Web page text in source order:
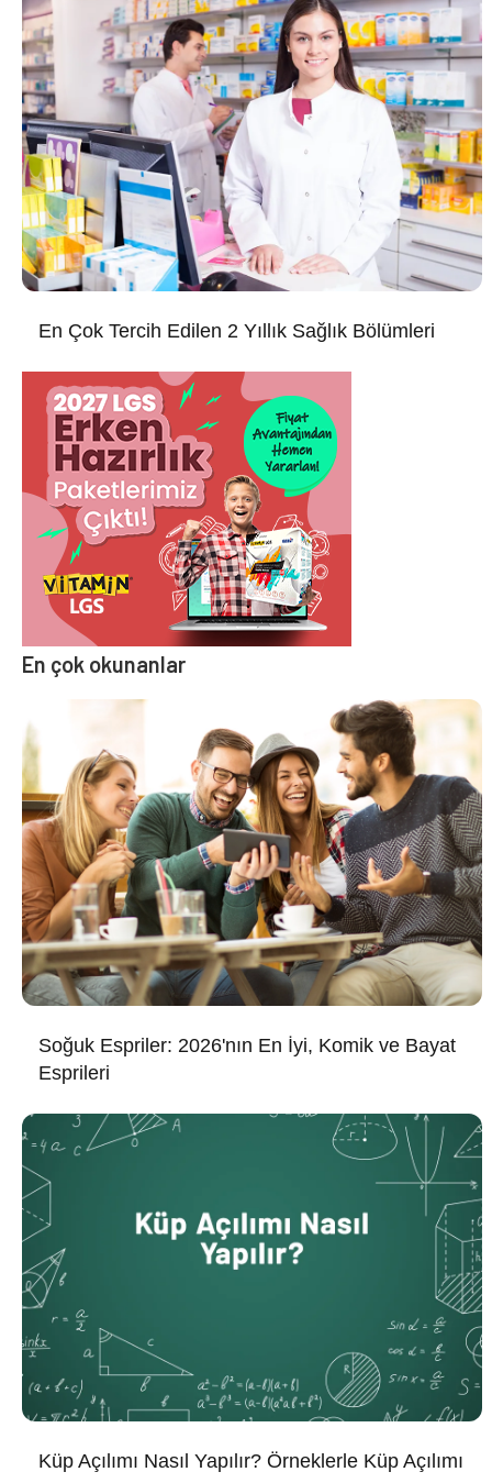
En Çok Tercih Edilen 2 Yıllık Sağlık Bölümleri
En çok okunanlar
Soğuk Espriler: 2026'nın En İyi, Komik ve Bayat
Esprileri
Küp Açılımı Nasıl Yapılır? Örneklerle Küp Açılımı